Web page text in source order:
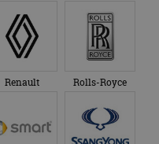
Renault Rolls-Royce